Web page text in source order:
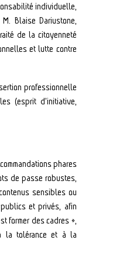
individuelle,
Blaise Dariustone,
de la citoyenneté
et lutte contre
professionnelle
(esprit d’initiative,
phares
de passe robustes,
sensibles ou
et privés, afin
former des cadres »,
la tolérance et à la